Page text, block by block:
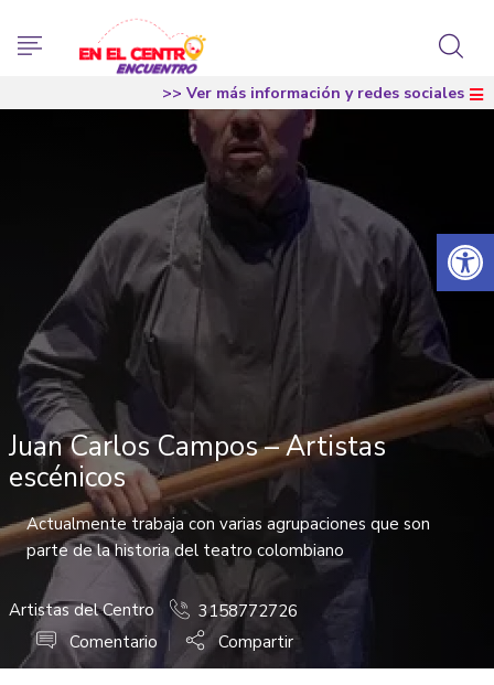
Abrir
>> Ver más información y redes sociales
Juan Carlos Campos – Artistas
escénicos
Actualmente trabaja con varias agrupaciones que son
parte de la historia del teatro colombiano
Artistas del Centro
3158772726
Comentario
Compartir